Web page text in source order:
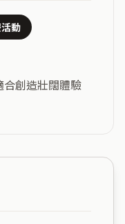
動
創造壯闊體驗